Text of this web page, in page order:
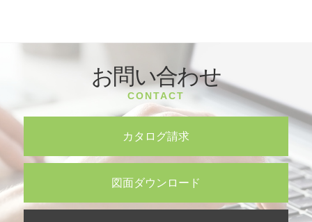
お問い合わせ
CONTACT
カタログ請求
図面ダウンロード